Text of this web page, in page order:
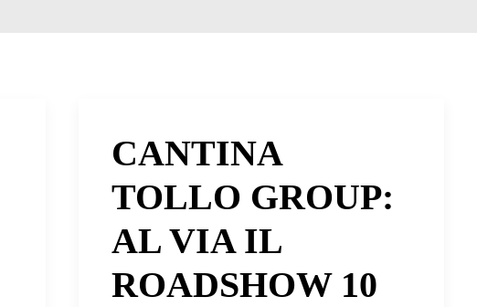
CANTINA
TOLLO GROUP:
AL VIA IL
ROADSHOW 10